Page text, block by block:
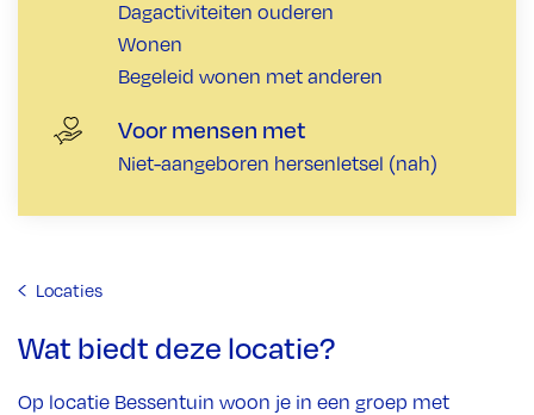
Dagactiviteiten ouderen
Wonen
Begeleid wonen met anderen
Voor mensen met
Niet-aangeboren hersenletsel (nah)
Locaties
Wat biedt deze locatie?
Op locatie Bessentuin woon je in een groep met